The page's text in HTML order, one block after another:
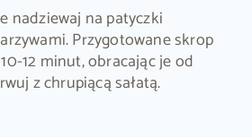
nadziewaj na patyczki
Przygotowane skrop
12 minut, obracając je od
z chrupiącą sałatą.